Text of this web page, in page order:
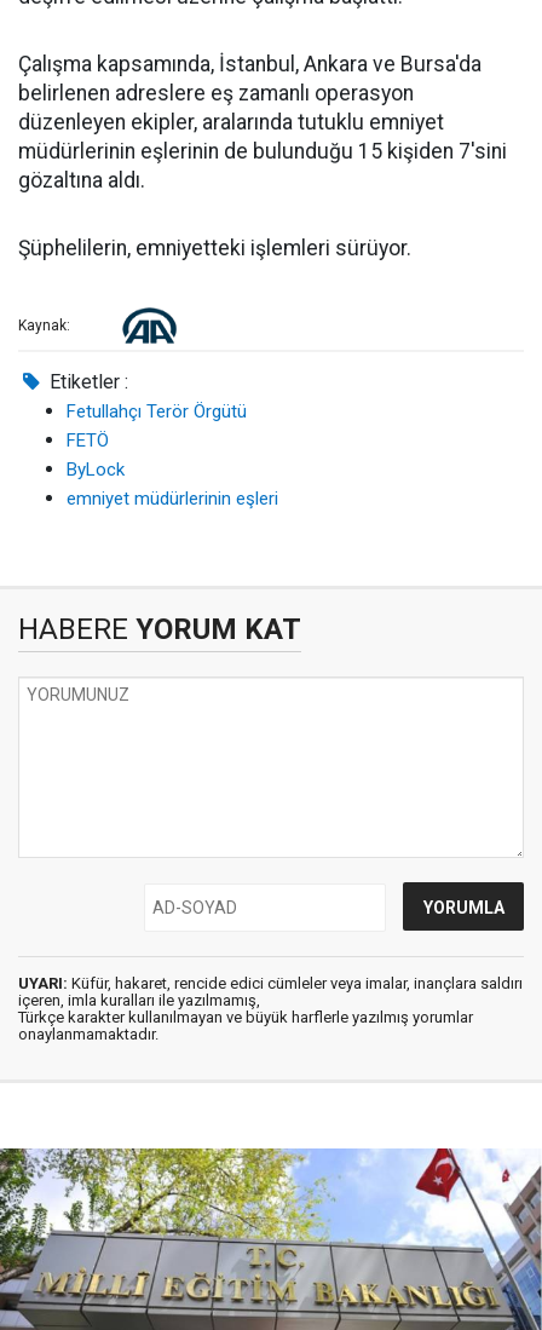
Çalışma kapsamında, İstanbul, Ankara ve Bursa'da
belirlenen adreslere eş zamanlı operasyon
düzenleyen ekipler, aralarında tutuklu emniyet
müdürlerinin eşlerinin de bulunduğu 15 kişiden 7'sini
gözaltına aldı.
Şüphelilerin, emniyetteki işlemleri sürüyor.
Kaynak:
Etiketler :
Fetullahçı Terör Örgütü
FETÖ
ByLock
emniyet müdürlerinin eşleri
HABERE YORUM KAT
UYARI: Küfür, hakaret, rencide edici cümleler veya imalar, inançlara saldırı
içeren, imla kuralları ile yazılmamış,
Türkçe karakter kullanılmayan ve büyük harflerle yazılmış yorumlar
onaylanmamaktadır.